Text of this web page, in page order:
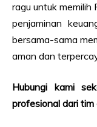
ragu untuk memilih
penjaminan
bersama-sama
aman dan
Hubungi kami
profesional dari tim